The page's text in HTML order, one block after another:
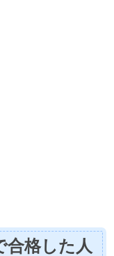
合格した人